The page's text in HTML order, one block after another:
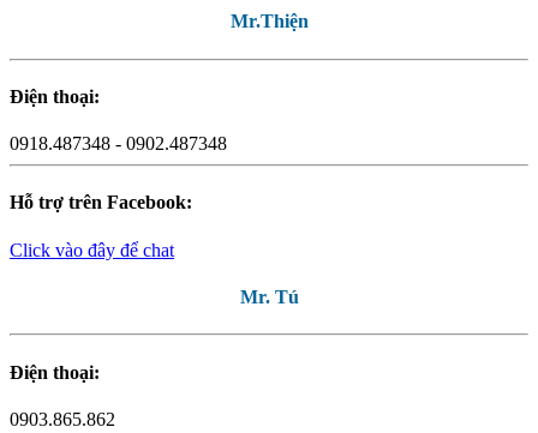
Mr.Thiện
Điện thoại:
0918.487348 - 0902.487348
Hỗ trợ trên Facebook:
Click vào đây để chat
Mr. Tú
Điện thoại:
0903.865.862